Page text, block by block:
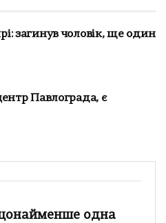
загинув чоловік, ще один
Павлограда, є
одна